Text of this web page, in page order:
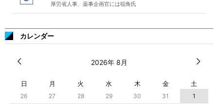
厚労省人事、薬事企画官には稲角氏
カレンダー
2026年 8月
日 月 火 水 木 金 土
26 27 28 29 30 31
1